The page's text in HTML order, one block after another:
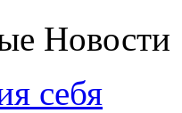
Новости
себя